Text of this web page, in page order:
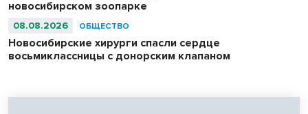
новосибирском зоопарке
08.08.2026 ОБЩЕСТВО
Новосибирские хирурги спасли сердце
восьмиклассницы с донорским клапаном